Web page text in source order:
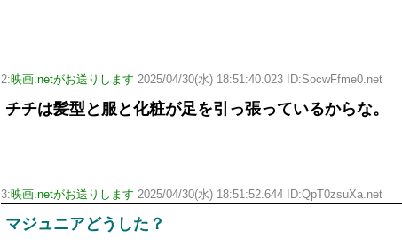
2:映画.netがお送りします 2025/04/30(水) 18:51:40.023 ID:SocwFfme0.net
チチは髪型と服と化粧が足を引っ張っているからな。
3:映画.netがお送りします 2025/04/30(水) 18:51:52.644 ID:QpT0zsuXa.net
マジュニアどうした？